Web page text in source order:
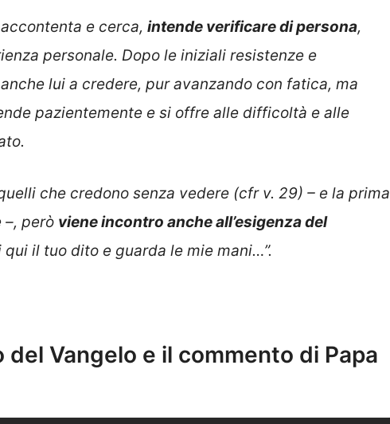
e cerca, intende verificare di persona,
personale. Dopo le iniziali resistenze e
lui a credere, pur avanzando con fatica, ma
pazientemente e si offre alle difficoltà e alle
che credono senza vedere (cfr v. 29) – e la prima
–, però viene incontro anche all’esigenza del
qui il tuo dito e guarda le mie mani…”.
Vangelo e il commento di Papa